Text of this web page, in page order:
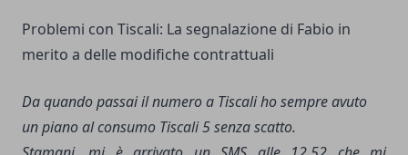
Problemi con Tiscali: La segnalazione di Fabio in
merito a delle modifiche contrattuali
Da quando passai il numero a Tiscali ho sempre avuto
un piano al consumo Tiscali 5 senza scatto.